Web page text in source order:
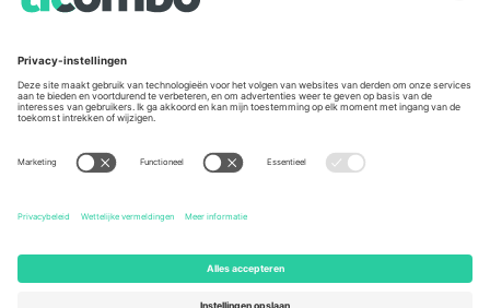
Kantoren en ondersteuning
Germany
Unter den Linden 24, 10117
Berlin, Germany
167 City Road, London, Greater
London, EC1V 1AW, United
131 Continental Dr, Suite 305,
States